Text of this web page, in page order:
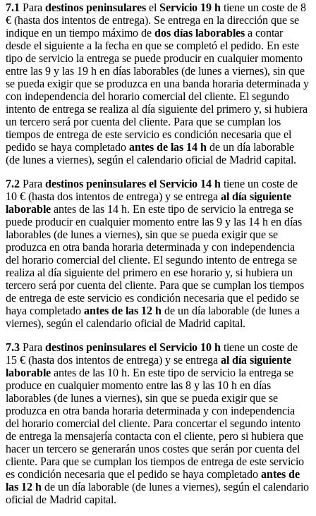
7.1 Para destinos peninsulares el Servicio 19 h tiene un coste de 8
€ (hasta dos intentos de entrega). Se entrega en la dirección que se
indique en un tiempo máximo de dos días laborables a contar
desde el siguiente a la fecha en que se completó el pedido. En este
tipo de servicio la entrega se puede producir en cualquier momento
entre las 9 y las 19 h en días laborables (de lunes a viernes), sin que
se pueda exigir que se produzca en una banda horaria determinada y
con independencia del horario comercial del cliente. El segundo
intento de entrega se realiza al día siguiente del primero y, si hubiera
un tercero será por cuenta del cliente. Para que se cumplan los
tiempos de entrega de este servicio es condición necesaria que el
pedido se haya completado antes de las 14 h de un día laborable
(de lunes a viernes), según el calendario oficial de Madrid capital.
7.2 Para destinos peninsulares el Servicio 14 h tiene un coste de
10 € (hasta dos intentos de entrega) y se entrega al día siguiente
laborable antes de las 14 h. En este tipo de servicio la entrega se
puede producir en cualquier momento entre las 9 y las 14 h en días
laborables (de lunes a viernes), sin que se pueda exigir que se
produzca en otra banda horaria determinada y con independencia
del horario comercial del cliente. El segundo intento de entrega se
realiza al día siguiente del primero en ese horario y, si hubiera un
tercero será por cuenta del cliente. Para que se cumplan los tiempos
de entrega de este servicio es condición necesaria que el pedido se
haya completado antes de las 12 h de un día laborable (de lunes a
viernes), según el calendario oficial de Madrid capital.
7.3 Para destinos peninsulares el Servicio 10 h tiene un coste de
15 € (hasta dos intentos de entrega) y se entrega al día siguiente
laborable antes de las 10 h. En este tipo de servicio la entrega se
produce en cualquier momento entre las 8 y las 10 h en días
laborables (de lunes a viernes), sin que se pueda exigir que se
produzca en otra banda horaria determinada y con independencia
del horario comercial del cliente. Para concertar el segundo intento
de entrega la mensajería contacta con el cliente, pero si hubiera que
hacer un tercero se generarán unos costes que serán por cuenta del
cliente. Para que se cumplan los tiempos de entrega de este servicio
es condición necesaria que el pedido se haya completado antes de
las 12 h de un día laborable (de lunes a viernes), según el calendario
oficial de Madrid capital.